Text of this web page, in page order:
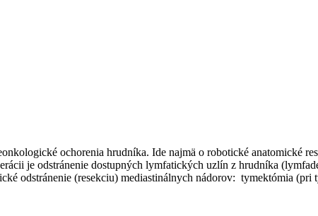
ochorenia hrudníka. Ide najmä o robotické anatomické
je odstránenie dostupných lymfatických uzlín z hrudníka
odstránenie (resekciu) mediastinálnych nádorov: tymektómia (pri